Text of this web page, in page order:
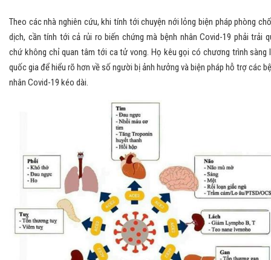
Theo các nhà nghiên cứu, khi tính tới chuyện nới lỏng biện pháp phòng
dịch, cần tính tới cả rủi ro biến chứng mà bệnh nhân Covid-19 phải trải
chứ không chỉ quan tâm tới ca tử vong. Họ kêu gọi có chương trình sàng
quốc gia để hiểu rõ hơn về số người bị ảnh hưởng và biện pháp hỗ trợ các
nhân Covid-19 kéo dài.